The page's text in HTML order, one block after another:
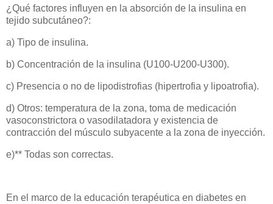
¿Qué factores influyen en la absorción de la insulina en
tejido subcutáneo?:
a) Tipo de insulina.
b) Concentración de la insulina (U100-U200-U300).
c) Presencia o no de lipodistrofias (hipertrofia y lipoatrofia).
d) Otros: temperatura de la zona, toma de medicación
vasoconstrictora o vasodilatadora y existencia de
contracción del músculo subyacente a la zona de inyección.
e)** Todas son correctas.
En el marco de la educación terapéutica en diabetes en